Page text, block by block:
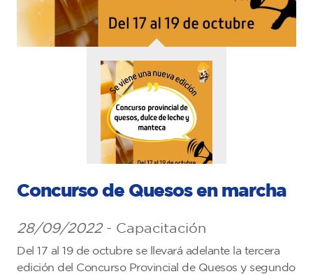
Concurso de Quesos en marcha
28/09/2022- Capacitación
Del 17 al 19 de octubre se llevará adelante la tercera
edición del Concurso Provincial de Quesos y segundo